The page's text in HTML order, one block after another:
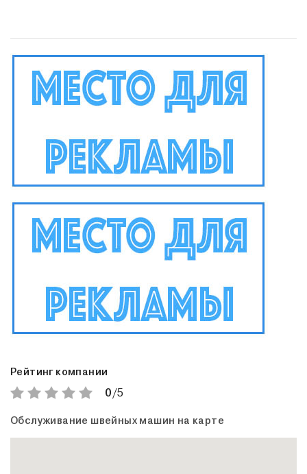
Рейтинг компании
0/5
Обслуживание швейных машин на карте